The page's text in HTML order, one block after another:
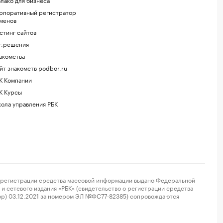
регистратор
сайтов
знакомств podbor.ru
Компании
Курсы
управления РБК
средства массовой информации выдано Федеральной
издания «РБК» (свидетельство о регистрации средства
03.12.2021 за номером ЭЛ №ФС77-82385) сопровождаются